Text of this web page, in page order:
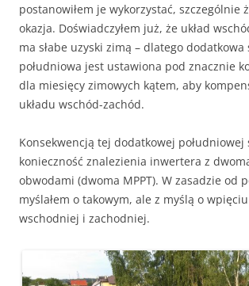
postanowiłem je wykorzystać, szczególnie
okazja. Doświadczyłem już, że układ
ma słabe uzyski zimą – dlatego dodatkowa
południowa jest ustawiona pod znacznie
dla miesięcy zimowych kątem, aby
układu wschód-zachód.
Konsekwencją tej dodatkowej południowej
konieczność znalezienia inwertera z
obwodami (dwoma MPPT). W zasadzie od
myślałem o takowym, ale z myślą o
wschodniej i zachodniej.